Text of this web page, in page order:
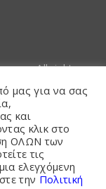
. All rights
μας για να σας
και
κλικ στο
ΟΛΩΝ των
τις
ελεγχόμενη
την Πολιτική